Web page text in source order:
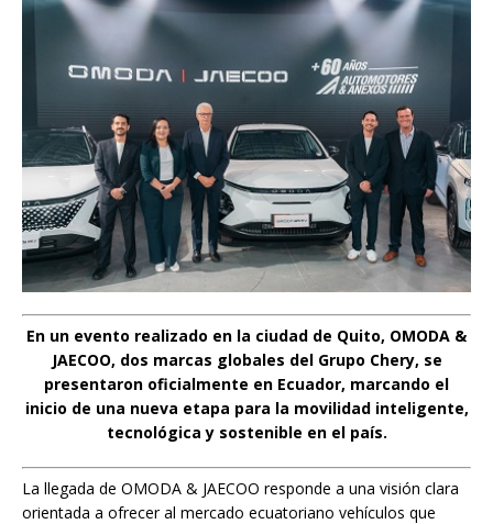
En un evento realizado en la ciudad de Quito, OMODA &
JAECOO, dos marcas globales del Grupo Chery, se
presentaron oficialmente en Ecuador, marcando el
inicio de una nueva etapa para la movilidad inteligente,
tecnológica y sostenible en el país.
La llegada de OMODA & JAECOO responde a una visión clara
orientada a ofrecer al mercado ecuatoriano vehículos que